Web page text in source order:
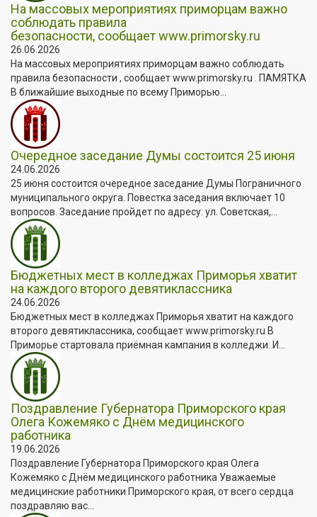
На массовых мероприятиях приморцам важно
соблюдать правила
безопасности, сообщает www.primorsky.ru
26.06.2026
На массовых мероприятиях приморцам важно соблюдать
правила безопасности , сообщает www.primorsky.ru . ПАМЯТКА
В ближайшие выходные по всему Приморью...
Очередное заседание Думы состоится 25 июня
24.06.2026
25 июня состоится очередное заседание Думы Пограничного
муниципального округа. Повестка заседания включает 10
вопросов. Заседание пройдет по адресу: ул. Советская,...
Бюджетных мест в колледжах Приморья хватит
на каждого второго девятиклассника
24.06.2026
Бюджетных мест в колледжах Приморья хватит на каждого
второго девятиклассника, сообщает www.primorsky.ru В
Приморье стартовала приёмная кампания в колледжи. И...
Поздравление Губернатора Приморского края
Олега Кожемяко с Днём медицинского
работника
19.06.2026
Поздравление Губернатора Приморского края Олега
Кожемяко с Днём медицинского работника Уважаемые
медицинские работники Приморского края, от всего сердца
поздравляю вас...